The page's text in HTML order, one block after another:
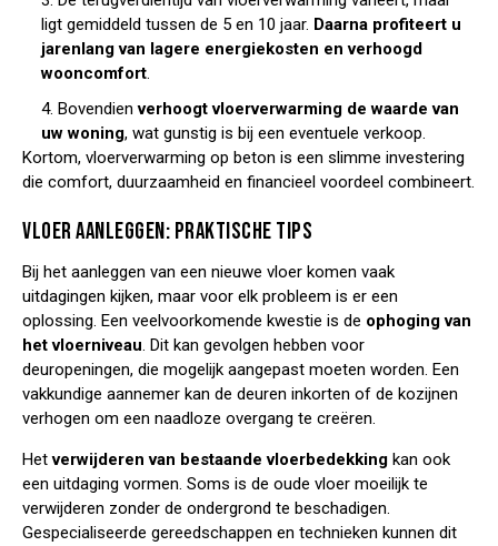
ligt gemiddeld tussen de 5 en 10 jaar. Daarna profiteert u
jarenlang van lagere energiekosten en verhoogd
wooncomfort.
4. Bovendienverhoogt vloerverwarming de waarde van
uw woning, wat gunstig is bij een eventuele verkoop.
Kortom, vloerverwarming op beton is een slimme investering
die comfort, duurzaamheid en financieel voordeel combineert.
VLOER AANLEGGEN: PRAKTISCHE TIPS
Bij het aanleggen van een nieuwe vloer komen vaak
uitdagingen kijken, maar voor elk probleem is er een
oplossing. Een veelvoorkomende kwestie is de ophoging van
het vloerniveau. Dit kan gevolgen hebben voor
deuropeningen, die mogelijk aangepast moeten worden. Een
vakkundige aannemer kan de deuren inkorten of de kozijnen
verhogen om een naadloze overgang te creëren.
Hetverwijderen van bestaande vloerbedekking kan ook
een uitdaging vormen. Soms is de oude vloer moeilijk te
verwijderen zonder de ondergrond te beschadigen.
Gespecialiseerde gereedschappen en technieken kunnen dit